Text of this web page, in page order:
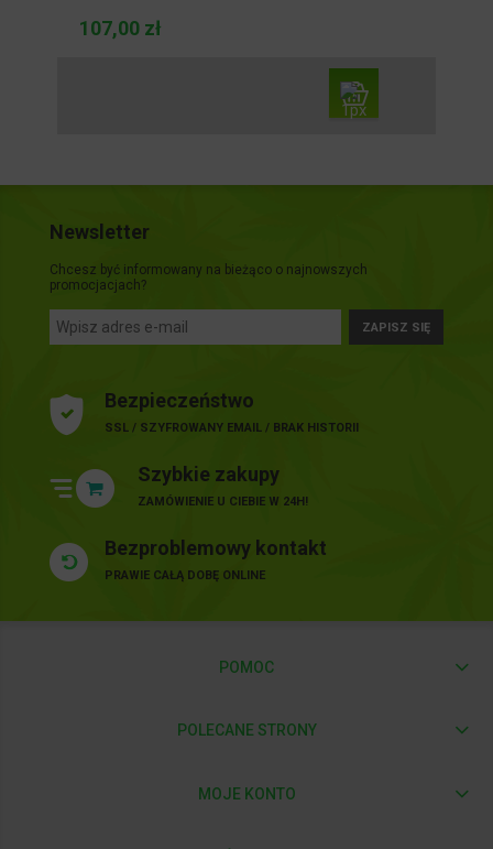
107,00 zł
Newsletter
Chcesz być informowany na bieżąco o najnowszych
promocjacjach?
ZAPISZ SIĘ
Bezpieczeństwo
SSL / SZYFROWANY EMAIL / BRAK HISTORII
Szybkie zakupy
ZAMÓWIENIE U CIEBIE W 24H!
Bezproblemowy kontakt
PRAWIE CAŁĄ DOBĘ ONLINE
POMOC
POLECANE STRONY
MOJE KONTO